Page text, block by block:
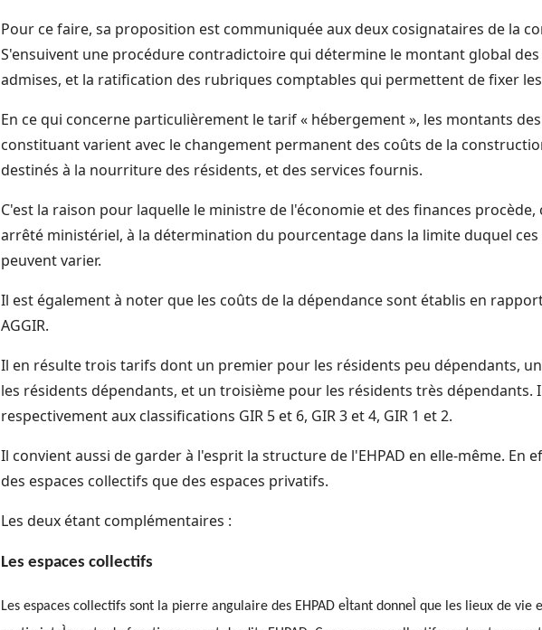
Pour ce faire, sa proposition est communiquée aux deux cosignataires de la
S'ensuivent une procédure contradictoire qui détermine le montant global des
admises, et la ratification des rubriques comptables qui permettent de fixer
En ce qui concerne particulièrement le tarif « hébergement », les montants
constituant varient avec le changement permanent des coûts de la
destinés à la nourriture des résidents, et des services fournis.
C'est la raison pour laquelle le ministre de l'économie et des finances procède,
arrêté ministériel, à la détermination du pourcentage dans la limite duquel
peuvent varier.
Il est également à noter que les coûts de la dépendance sont établis en
AGGIR.
Il en résulte trois tarifs dont un premier pour les résidents peu dépendants,
les résidents dépendants, et un troisième pour les résidents très dépendants.
respectivement aux classifications GIR 5 et 6, GIR 3 et 4, GIR 1 et 2.
Il convient aussi de garder à l'esprit la structure de l'EHPAD en elle-même. En
des espaces collectifs que des espaces privatifs.
Les deux étant complémentaires :
Les espaces collectifs
Les espaces collectifs sont la pierre angulaire des EHPAD eÌtant donneÌ que les lieux de vie